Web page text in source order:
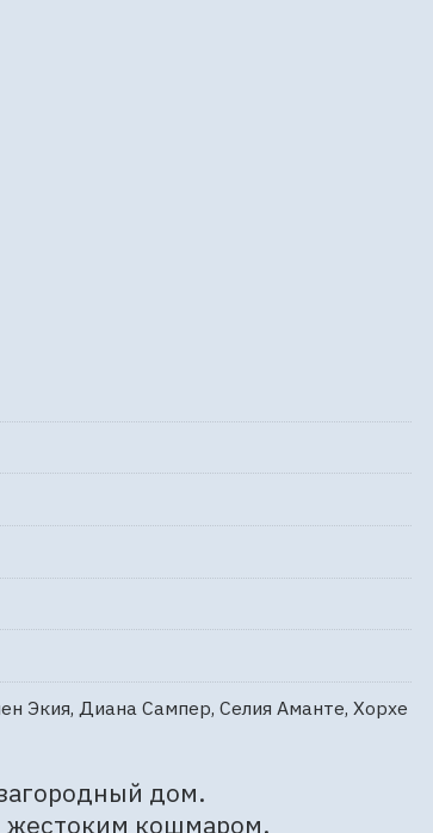
Экия, Диана Сампер, Селия Аманте, Хорхе
дом.
жестоким кошмаром.